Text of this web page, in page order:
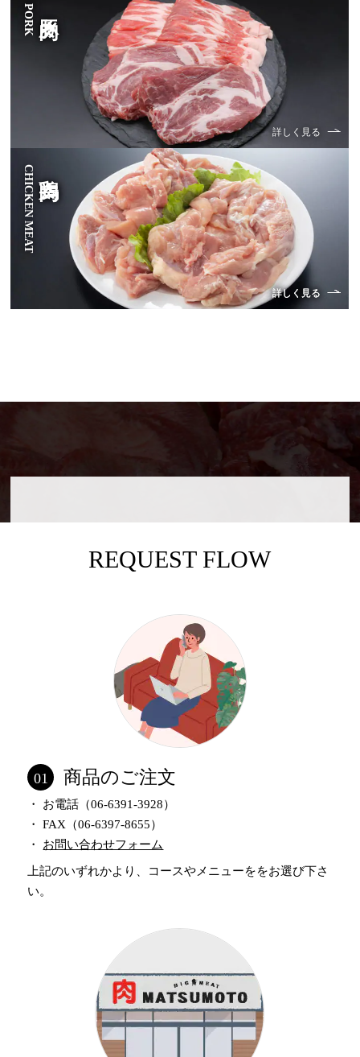
PORK
詳しく見る
CHICKEN MEAT
詳しく見る
詳しく見る
詳しく見る
REQUEST FLOW
01 商品のご注文
・ お電話（06-6391-3928）
・ FAX（06-6397-8655）
・ お問い合わせフォーム
上記のいずれかより、コースやメニューををお選び下さ
い。